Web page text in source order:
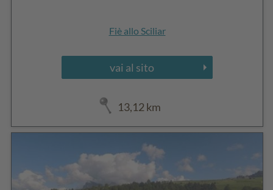
Fiè allo Sciliar
vai al sito
13,12 km